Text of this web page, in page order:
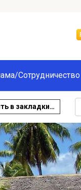
Сотрудничество
в закладки…